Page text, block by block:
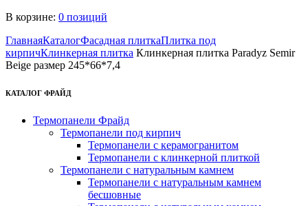
В корзине: 0 позиций
ГлавнаяКаталогФасадная плиткаПлитка под
кирпичКлинкерная плитка Клинкерная плитка Paradyz Semir
Beige размер 245*66*7,4
КАТАЛОГ ФРАЙД
Термопанели Фрайд
Термопанели под кирпич
Термопанели с керамогранитом
Термопанели с клинкерной плиткой
Термопанели с натуральным камнем
Термопанели с натуральным камнем
бесшовные